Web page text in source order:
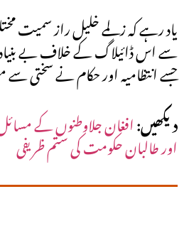
یاد رہے کہ زلمے خلیل راز
سے اس ڈائیلاگ کے خلاف بے بنیاد
جسے انتظامیہ اور حکام نے سختی سے
دیکھیں:افغان جلاوطنوں کے
اور طالبان حکومت کی ستم ظریفی